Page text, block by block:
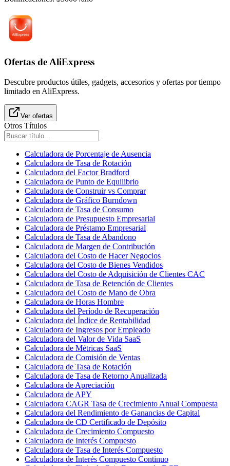
Ofertas de AliExpress
Descubre productos útiles, gadgets, accesorios y ofertas por tiempo
limitado en AliExpress.
Ver ofertas
Otros Títulos
Calculadora de Porcentaje de Ausencia
Calculadora de Tasa de Rotación
Calculadora del Factor Bradford
Calculadora de Punto de Equilibrio
Calculadora de Construir vs Comprar
Calculadora de Gráfico Burndown
Calculadora de Tasa de Consumo
Calculadora de Presupuesto Empresarial
Calculadora de Préstamo Empresarial
Calculadora de Tasa de Abandono
Calculadora de Margen de Contribución
Calculadora del Costo de Hacer Negocios
Calculadora del Costo de Bienes Vendidos
Calculadora del Costo de Adquisición de Clientes CAC
Calculadora de Tasa de Retención de Clientes
Calculadora del Costo de Mano de Obra
Calculadora de Horas Hombre
Calculadora del Período de Recuperación
Calculadora del Índice de Rentabilidad
Calculadora de Ingresos por Empleado
Calculadora del Valor de Vida SaaS
Calculadora de Métricas SaaS
Calculadora de Comisión de Ventas
Calculadora de Tasa de Rotación
Calculadora de Tasa de Retorno Anualizada
Calculadora de Apreciación
Calculadora de APY
Calculadora CAGR Tasa de Crecimiento Anual Compuesta
Calculadora del Rendimiento de Ganancias de Capital
Calculadora de CD Certificado de Depósito
Calculadora de Crecimiento Compuesto
Calculadora de Interés Compuesto
Calculadora de Tasa de Interés Compuesto
Calculadora de Interés Compuesto Continuo